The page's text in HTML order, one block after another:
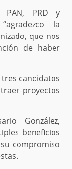
PAN, PRD y
la
que nos
de haber
candidatos
proyectos
González,
beneficios
compromiso